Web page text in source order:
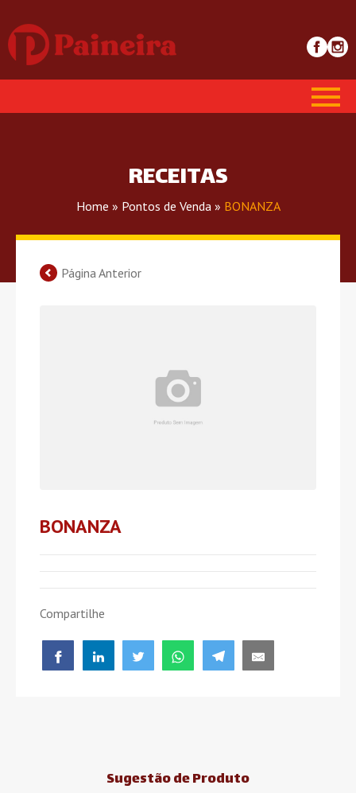
RECEITAS
Home » Pontos de Venda » BONANZA
Página Anterior
BONANZA
Compartilhe
Sugestão de Produto